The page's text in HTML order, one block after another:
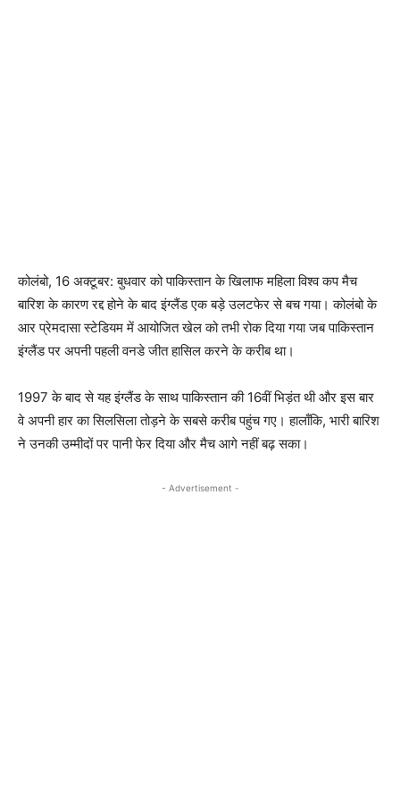
कोलंबो, 16 अक्टूबर: बुधवार को पाकिस्तान के खिलाफ महिला विश्व कप मैच
बारिश के कारण रद्द होने के बाद इंग्लैंड एक बड़े उलटफेर से बच गया। कोलंबो के
आर प्रेमदासा स्टेडियम में आयोजित खेल को तभी रोक दिया गया जब पाकिस्तान
इंग्लैंड पर अपनी पहली वनडे जीत हासिल करने के करीब था।
1997 के बाद से यह इंग्लैंड के साथ पाकिस्तान की 16वीं भिड़ंत थी और इस बार
वे अपनी हार का सिलसिला तोड़ने के सबसे करीब पहुंच गए। हालाँकि, भारी बारिश
ने उनकी उम्मीदों पर पानी फेर दिया और मैच आगे नहीं बढ़ सका।
- Advertisement -